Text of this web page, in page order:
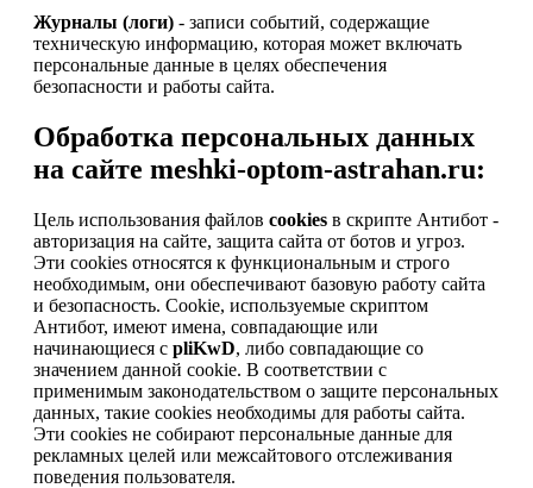
Журналы (логи) - записи событий, содержащие
техническую информацию, которая может включать
персональные данные в целях обеспечения
безопасности и работы сайта.
Обработка персональных данных
на сайте meshki-optom-astrahan.ru:
Цель использования файлов cookies в скрипте Антибот -
авторизация на сайте, защита сайта от ботов и угроз.
Эти cookies относятся к функциональным и строго
необходимым, они обеспечивают базовую работу сайта
и безопасность. Cookie, используемые скриптом
Антибот, имеют имена, совпадающие или
начинающиеся с pliKwD, либо совпадающие со
значением данной cookie. В соответствии с
применимым законодательством о защите персональных
данных, такие cookies необходимы для работы сайта.
Эти cookies не собирают персональные данные для
рекламных целей или межсайтового отслеживания
поведения пользователя.